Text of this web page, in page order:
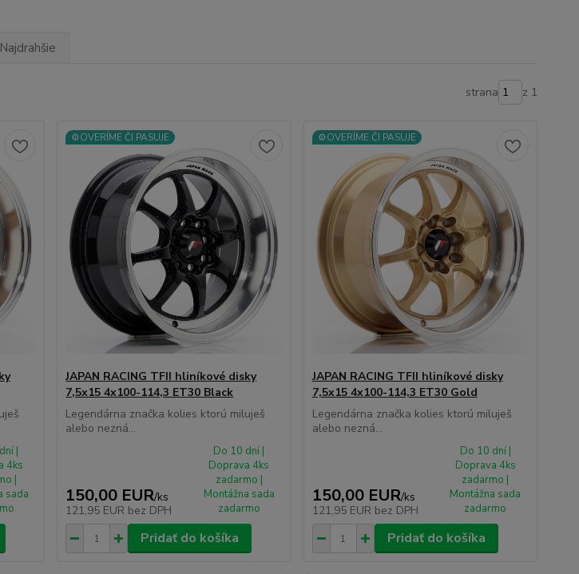
Najdrahšie
strana z 1
|
4ks
|
sada
⚙️OVERÍME ČI PASUJE
JAPAN RACING TFII hliníkové disky
7,5x15 4x100-114,3 ET30 Black
Legendárna značka kolies ktorú miluješ
alebo nezná...
150,00 EUR/ks
121,95 EUR bez DPH
Do 10 dní |
Doprava 4ks
zadarmo |
Montážna sada
zadarmo
Pridať do košíka
⚙️OVERÍME ČI PASUJE
JAPAN RACING TFII hliníkové disky
7,5x15 4x100-114,3 ET30 Gold
Legendárna značka kolies ktorú miluješ
alebo nezná...
150,00 EUR/ks
121,95 EUR bez DPH
Do 10 dní |
Doprava 4ks
zadarmo |
Montážna sada
zadarmo
Pridať do košíka